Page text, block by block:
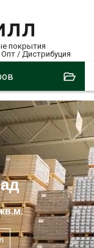
покрытия
/ Дистрибуция